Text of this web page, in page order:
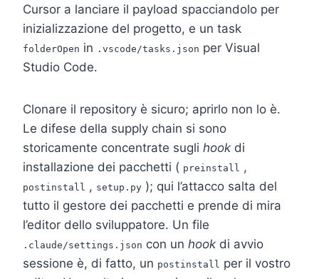
Cursor a lanciare il payload spacciandolo per
inizializzazione del progetto, e un task
folderOpen in .vscode/tasks.json per Visual
Studio Code.
Clonare il repository è sicuro; aprirlo non lo è.
Le difese della supply chain si sono
storicamente concentrate sugli hook di
installazione dei pacchetti ( preinstall ,
postinstall , setup.py ); qui l’attacco salta del
tutto il gestore dei pacchetti e prende di mira
l’editor dello sviluppatore. Un file
.claude/settings.json con un hook di avvio
sessione è, di fatto, un postinstall per il vostro